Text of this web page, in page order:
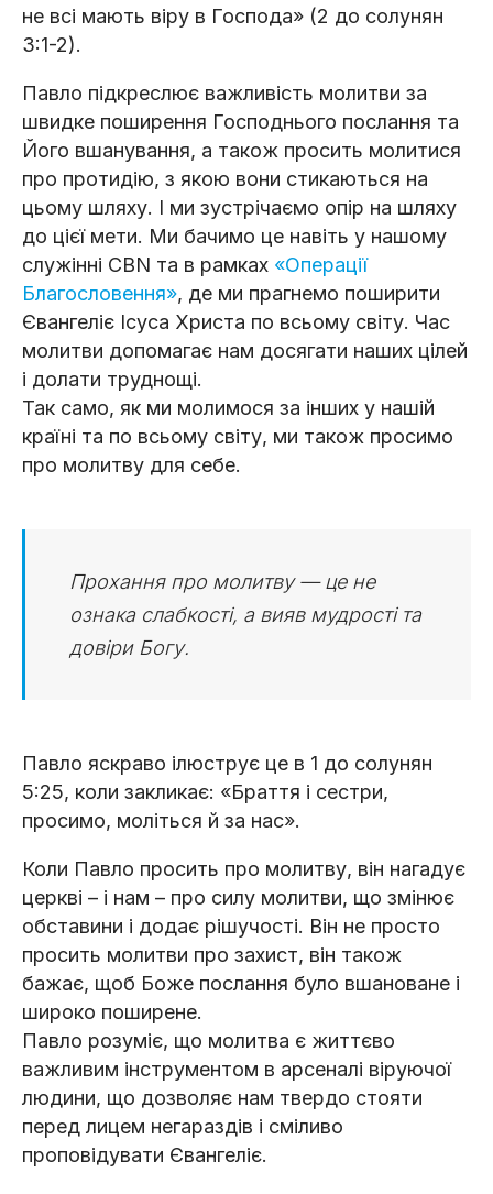
не всі мають віру в Господа» (2 до солунян
3:1-2).
Павло підкреслює важливість молитви за
швидке поширення Господнього послання та
Його вшанування, а також просить молитися
про протидію, з якою вони стикаються на
цьому шляху. І ми зустрічаємо опір на шляху
до цієї мети. Ми бачимо це навіть у нашому
служінні CBN та в рамках «Операції
Благословення», де ми прагнемо поширити
Євангеліє Ісуса Христа по всьому світу. Час
молитви допомагає нам досягати наших цілей
і долати труднощі.
Так само, як ми молимося за інших у нашій
країні та по всьому світу, ми також просимо
про молитву для себе.
Прохання про молитву — це не
ознака слабкості, а вияв мудрості та
довіри Богу.
Павло яскраво ілюструє це в 1 до солунян
5:25, коли закликає: «Браття і сестри,
просимо, моліться й за нас».
Коли Павло просить про молитву, він нагадує
церкві – і нам – про силу молитви, що змінює
обставини і додає рішучості. Він не просто
просить молитви про захист, він також
бажає, щоб Боже послання було вшановане і
широко поширене.
Павло розуміє, що молитва є життєво
важливим інструментом в арсеналі віруючої
людини, що дозволяє нам твердо стояти
перед лицем негараздів і сміливо
проповідувати Євангеліє.